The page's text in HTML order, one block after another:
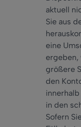
aktuell
Sie aus
eine
ergeben,
größere
den
in den
Sofern